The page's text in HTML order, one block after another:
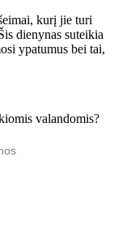
kurį jie turi
dienynas suteikia
ypatumus bei tai,
valandomis?